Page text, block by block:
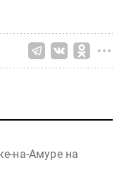
на-Амуре на